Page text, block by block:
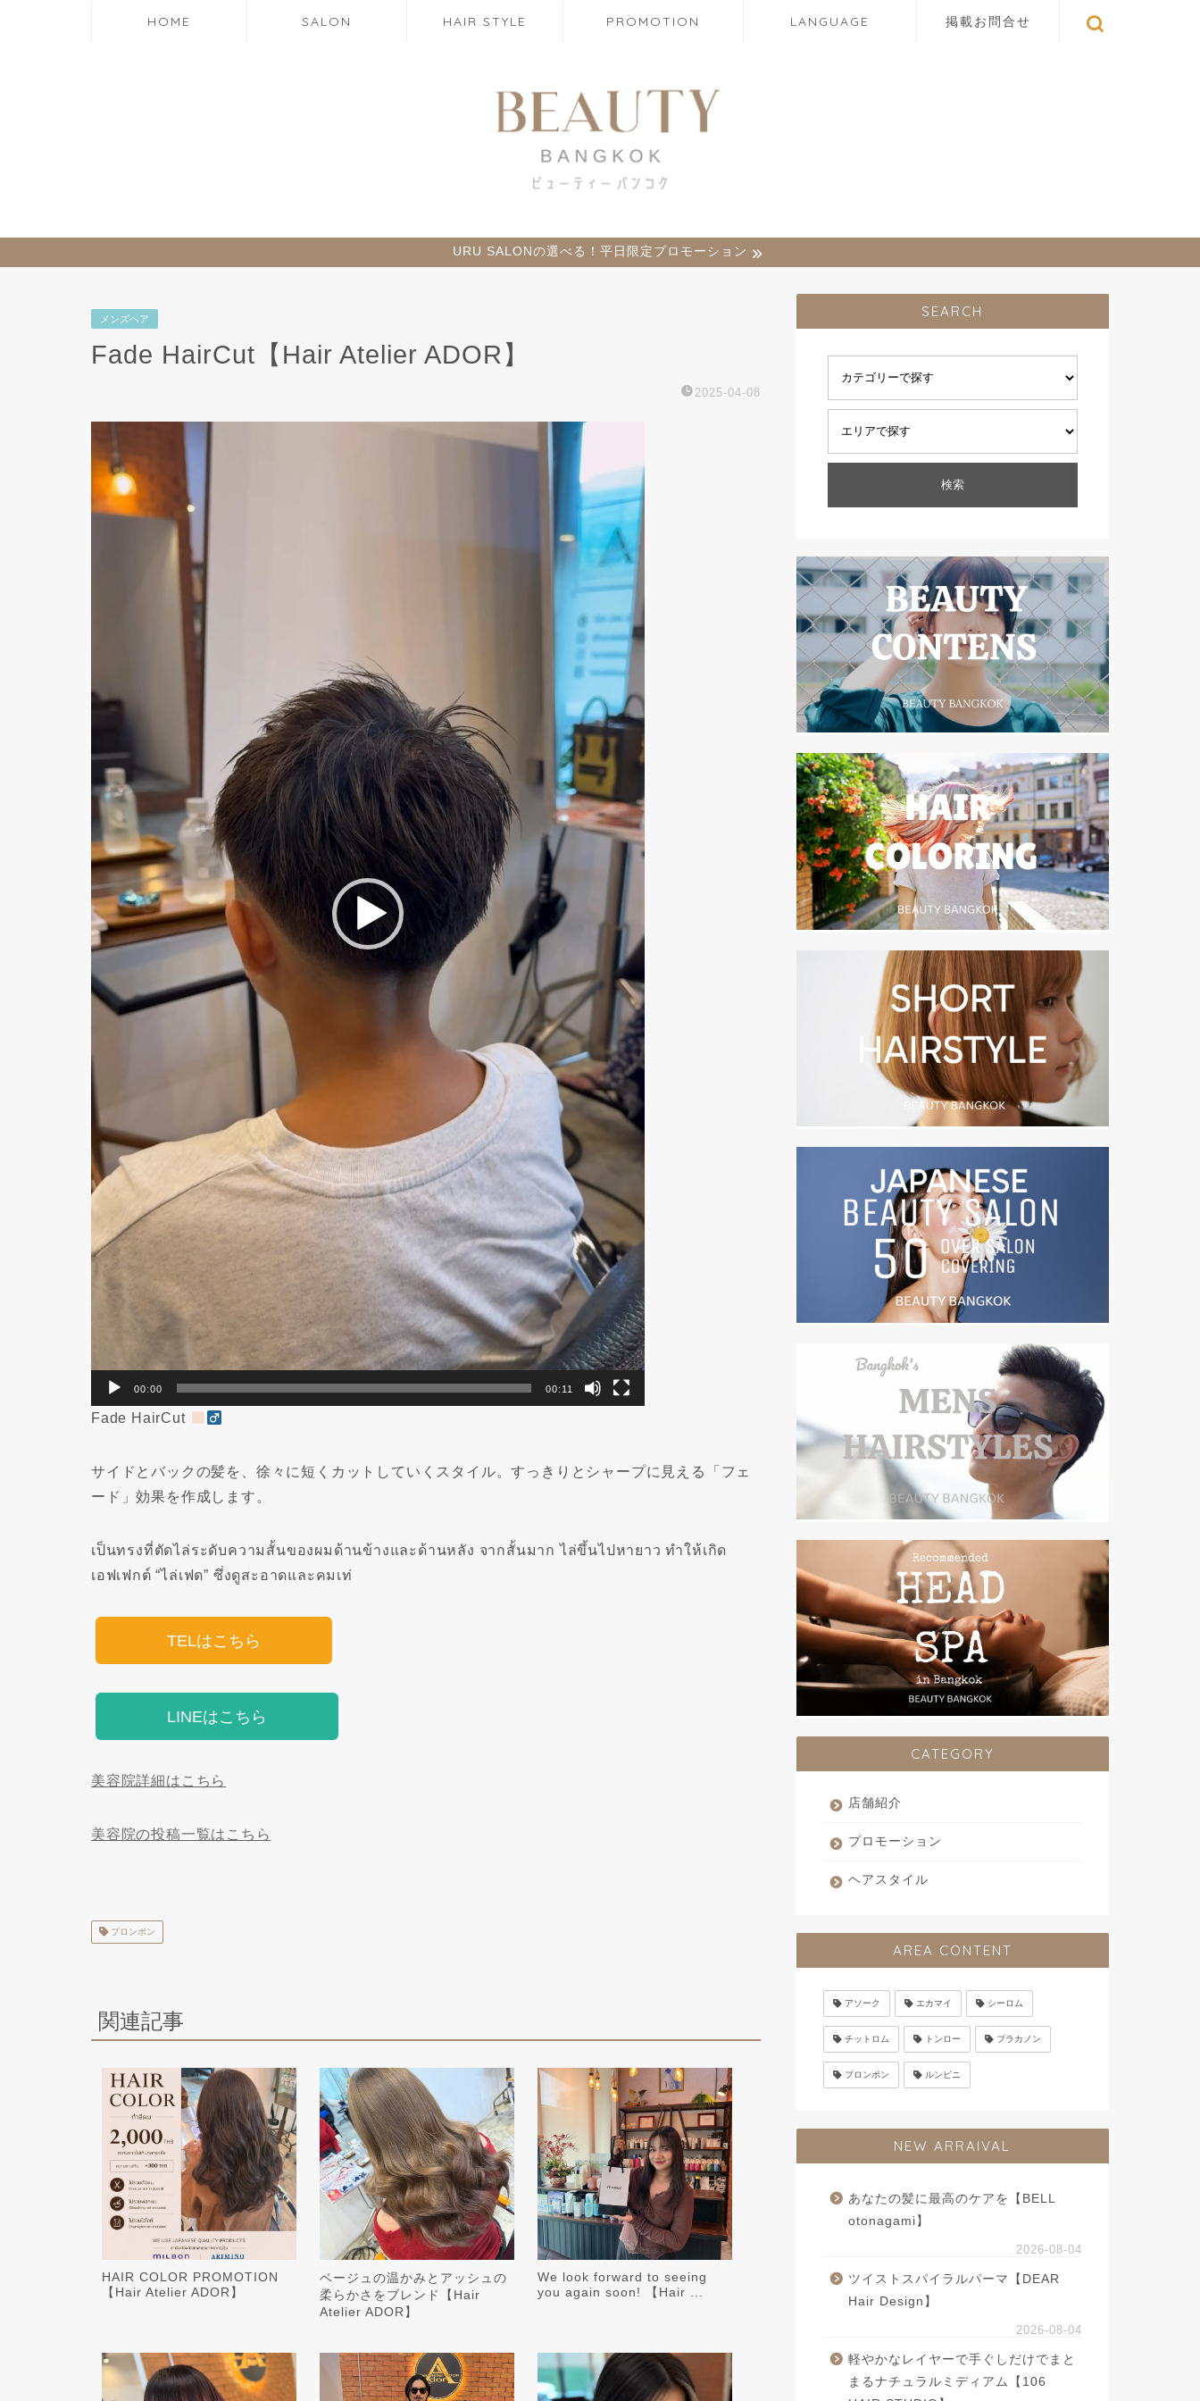
HOME SALON HAIR STYLE PROMOTION LANGUAGE 掲載お問合せ
URU SALONの選べる！平日限定プロモーション
メンズヘア
Fade HairCut【Hair Atelier ADOR】
2025-04-08
画
プ
ー
00:00 00:11
Fade HairCut
サイドとバックの髪を、徐々に短くカットしていくスタイル。すっきりとシャープに見える「フェ
ード」効果を作成します。
เป็นทรงที่ตัดไล่ระดับความสั้นของผมด้านข้างและด้านหลัง จากสั้นมาก ไล่ขึ้นไปหายาว ทำให้เกิด
เอฟเฟกต์ “ไล่เฟด” ซึ่งดูสะอาดและคมเท่
TELはこちら
LINEはこちら
美容院詳細はこちら
美容院の投稿一覧はこちら
プロンポン
関連記事
HAIR COLOR PROMOTION
【Hair Atelier ADOR】
ベージュの温かみとアッシュの
柔らかさをブレンド【Hair
Atelier ADOR】
We look forward to seeing
you again soon! 【Hair …
SEARCH
CATEGORY
店舗紹介
プロモーション
ヘアスタイル
AREA CONTENT
アソーク エカマイ シーロム
チットロム トンロー プラカノン
プロンポン ルンピニ
NEW ARRAIVAL
あなたの髪に最高のケアを【BELL
otonagami】
2026-08-04
ツイストスパイラルパーマ【DEAR
Hair Design】
2026-08-04
軽やかなレイヤーで手ぐしだけでまと
まるナチュラルミディアム【106